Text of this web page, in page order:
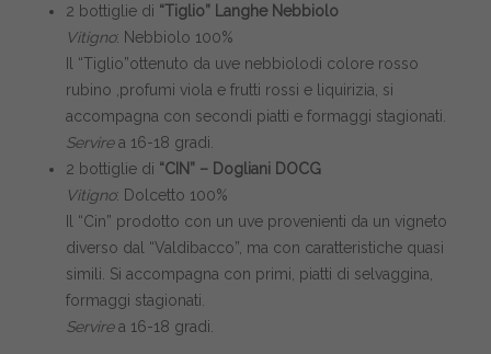
2 bottiglie di “Tiglio” Langhe Nebbiolo
Vitigno: Nebbiolo 100%
Il “Tiglio”ottenuto da uve nebbiolodi colore rosso
rubino ,profumi viola e frutti rossi e liquirizia, si
accompagna con secondi piatti e formaggi stagionati.
Servirea 16-18 gradi.
2 bottiglie di “CIN” – Dogliani DOCG
Vitigno: Dolcetto 100%
Il “Cin” prodotto con un uve provenienti da un vigneto
diverso dal “Valdibacco”, ma con caratteristiche quasi
simili. Si accompagna con primi, piatti di selvaggina,
formaggi stagionati.
Servirea 16-18 gradi.